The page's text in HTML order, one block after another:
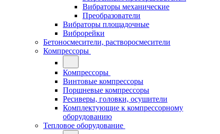
Вибраторы механические
Преобразователи
Вибраторы площадочные
Виброрейки
Бетоносмесители, растворосмесители
Компрессоры
Компрессоры
Винтовые компрессоры
Поршневые компрессоры
Ресиверы, головки, осушители
Комплектующие к компрессорному
оборудованию
Тепловое оборудование